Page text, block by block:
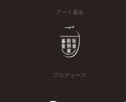
アート基金
プロデュース